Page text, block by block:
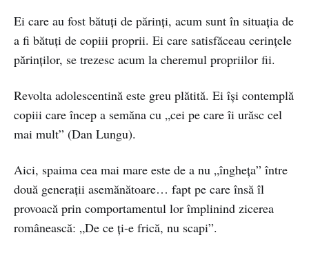
Ei care au fost bătuți de părinți, acum sunt în situația de
a fi bătuți de copiii proprii. Ei care satisfăceau cerințele
părinților, se trezesc acum la cheremul propriilor fii.
Revolta adolescentină este greu plătită. Ei își contemplă
copiii care încep a semăna cu „cei pe care îi urăsc cel
mai mult” (Dan Lungu).
Aici, spaima cea mai mare este de a nu „îngheța” între
două generații asemănătoare… fapt pe care însă îl
provoacă prin comportamentul lor împlinind zicerea
românească: „De ce ți-e frică, nu scapi”.